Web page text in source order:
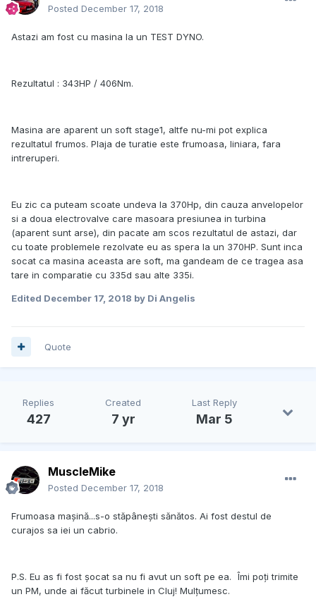
Posted December 17, 2018
Astazi am fost cu masina la un TEST DYNO.
Rezultatul : 343HP / 406Nm.
Masina are aparent un soft stage1, altfe nu-mi pot explica
rezultatul frumos. Plaja de turatie este frumoasa, liniara, fara
intreruperi.
Eu zic ca puteam scoate undeva la 370Hp, din cauza anvelopelor
si a doua electrovalve care masoara presiunea in turbina
(aparent sunt arse), din pacate am scos rezultatul de astazi, dar
cu toate problemele rezolvate eu as spera la un 370HP. Sunt inca
socat ca masina aceasta are soft, ma gandeam de ce tragea asa
tare in comparatie cu 335d sau alte 335i.
Edited December 17, 2018 by Di Angelis
Quote
Replies
427
Created
7 yr
Last Reply
Mar 5
MuscleMike
Posted December 17, 2018
Frumoasa mașină...s-o stăpânești sănătos. Ai fost destul de
curajos sa iei un cabrio.
P.S. Eu as fi fost șocat sa nu fi avut un soft pe ea. Îmi poți trimite
un PM, unde ai făcut turbinele in Cluj! Mulțumesc.